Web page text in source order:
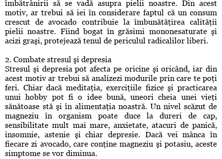
îmbătrânirii să se vadă asupra pielii noastre. Din acest
motiv, ar trebui să iei în considerare faptul că un consum
crescut de avocado contribuie la îmbunătăţirea calităţii
pielii noastre. Fiind bogat în grăsimi mononesaturate şi
acizi graşi, protejează tenul de periculul radicalilor liberi.
2. Combate stresul şi depresia
Stresul şi depresia pot afecta pe oricine şi oricând, iar din
acest motiv ar trebui să analizezi modurile prin care te poţi
feri. Chiar dacă meditaţia, exerciţiile fizice şi practicarea
unui hobby pot fi o idee bună, uneori cheia unei vieţi
sănătoase stă şi în alimentaţia noastră. Un nivel scăzut de
magneziu în organism poate duce la dureri de cap,
sensibilitate mult mai mare, anxietate, atacuri de panică,
insomnie, astenie şi chiar depresie. Dacă vei mânca în
fiecare zi avocado, care conţine magneziu şi potasiu, aceste
simptome se vor diminua.